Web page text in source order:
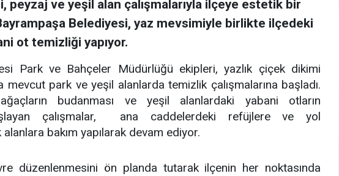
peyzaj ve yeşil alan çalışmalarıyla ilçeye estetik bir
Belediyesi, yaz mevsimiyle birlikte ilçedeki
ot temizliği yapıyor.
Park ve Bahçeler Müdürlüğü ekipleri, yazlık çiçek dikimi
mevcut park ve yeşil alanlarda temizlik çalışmalarına başladı.
budanması ve yeşil alanlardaki yabani otların
çalışmalar, ana caddelerdeki refüjlere ve yol
bakım yapılarak devam ediyor.
düzenlenmesini ön planda tutarak ilçenin her noktasında